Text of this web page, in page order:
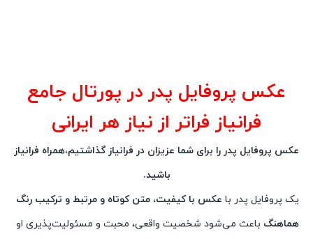
عکس پروفایل پدر در پورتال جامع
فرانیاز فراتر از نیاز هر ایرانی
عکس پروفایل پدر را برای شما عزیزان در فرانیاز گذاشتیم،همراه فرانیاز
باشید.
یک پروفایل پدر با عکس با کیفیت، متن کوتاه و مرتبط و ترکیب رنگ
هماهنگ باعث می‌شود شخصیت واقعی، محبت و مسئولیت‌پذیری او